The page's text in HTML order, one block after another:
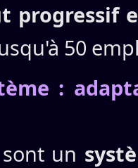
progressif
50
:
un